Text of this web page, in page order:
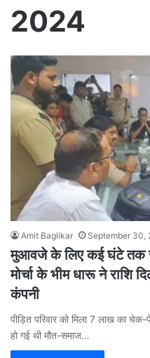
2024
Amit Baglikar September 30,
मुआवजे के लिए कई घंटे तक
मोर्चा के भीम धारू ने राशि
कंपनी
पीड़ित परिवार को मिला 7 लाख का
हो गई थी मौत-समाज…